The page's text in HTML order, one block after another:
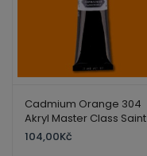
Cadmium Orange 304
Akryl Master Class Saint
Petersburg
104,00Kč